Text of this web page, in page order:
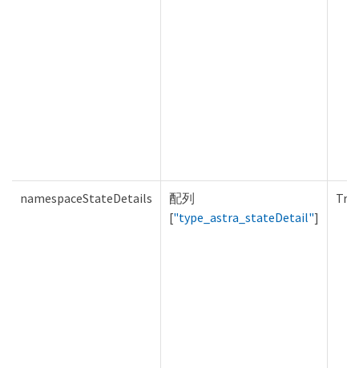
namespaceStateDetails
配列
["type_astra_stateDetail"]